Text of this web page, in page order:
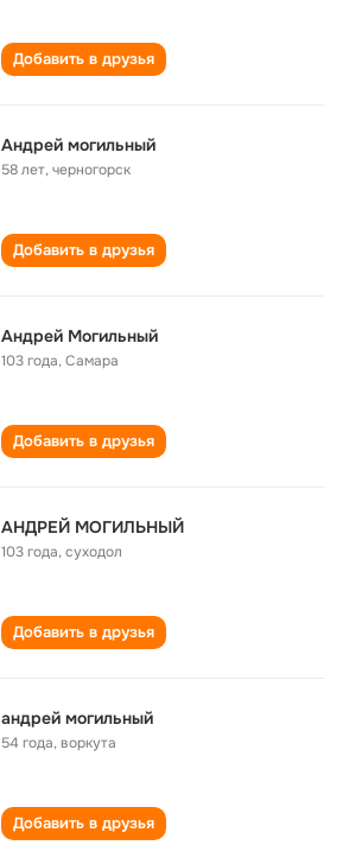
Добавить в друзья
Андрей могильный
58 лет,черногорск
Добавить в друзья
Андрей Могильный
103 года,Самара
Добавить в друзья
АНДРЕЙ МОГИЛЬНЫЙ
103 года,суходол
Добавить в друзья
андрей могильный
54 года,воркута
Добавить в друзья